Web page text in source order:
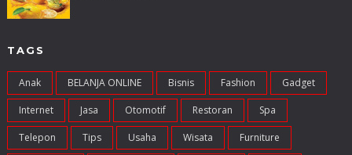
TAGS
Anak BELANJA ONLINE Bisnis Fashion Gadget
Internet Jasa Otomotif Restoran Spa
Telepon Tips Usaha Wisata Furniture